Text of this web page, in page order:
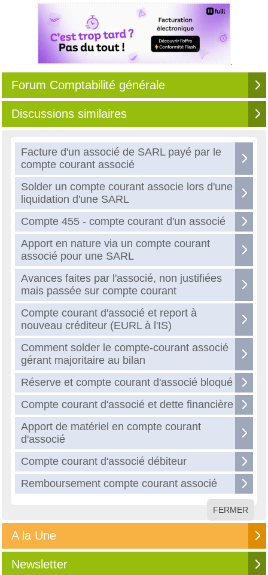
Forum Comptabilité générale
Discussions similaires
Facture d'un associé de SARL payé par le
compte courant associé
Solder un compte courant associe lors d'une
liquidation d'une SARL
Compte 455 - compte courant d'un associé
Apport en nature via un compte courant
associé pour une SARL
Avances faites par l'associé, non justifiées
mais passée sur compte courant
Compte courant d'associé et report à
nouveau créditeur (EURL à l'IS)
Comment solder le compte-courant associé
gérant majoritaire au bilan
Réserve et compte courant d'associé bloqué
Compte courant d'associé et dette financière
Apport de matériel en compte courant
d'associé
Compte courant d'associé débiteur
Remboursement compte courant associé
FERMER
A la Une
Newsletter